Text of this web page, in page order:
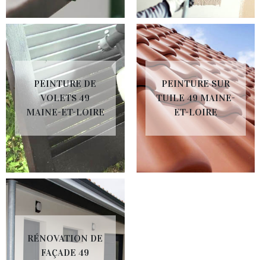
PEINTURE DE
VOLETS 49
MAINE-ET-LOIRE
PEINTURE SUR
TUILE 49 MAINE-
ET-LOIRE
RÉNOVATION DE
FAÇADE 49